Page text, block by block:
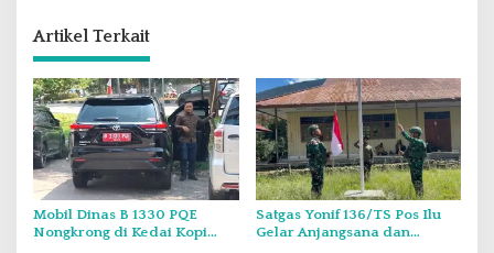
Artikel Terkait
Mobil Dinas B 1330 PQE
Nongkrong di Kedai Kopi
Satgas Yonif 136/TS Pos Ilu
Gelar Anjangsana dan